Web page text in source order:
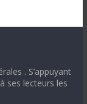
. S’appuyant
ses lecteurs les